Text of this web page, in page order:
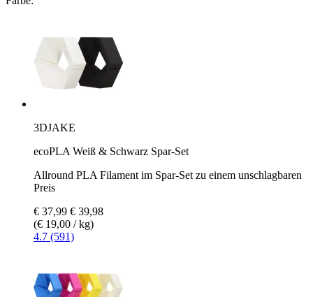
3DJAKE
ecoPLA Weiß & Schwarz Spar-Set
Allround PLA Filament im Spar-Set zu einem unschlagbaren
Preis
€ 37,99 € 39,98
(€ 19,00 / kg)
4.7 (591)